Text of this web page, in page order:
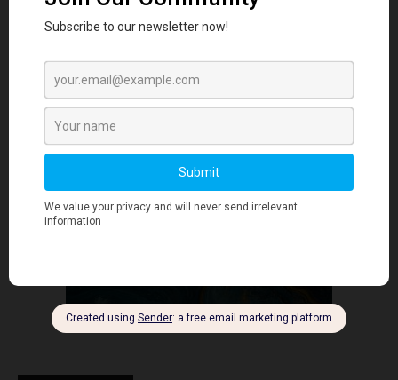
- Advertisment -